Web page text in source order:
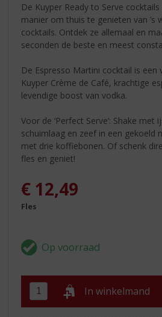
De Kuyper Ready to Serve
manier om thuis te genieten van ’s
cocktails. Ontdek ze allemaal en
seconden de beste en meest
De Espresso Martini cocktail is een
Kuyper Crème de Café, krachtige
levendige boost van vodka.
Voor de ‘Perfect Serve’: Shake met
schuimlaag en zeef in een gekoeld
met drie koffiebonen. Of schenk
fles en geniet!
€ 12,49
Fles
In winkelmand